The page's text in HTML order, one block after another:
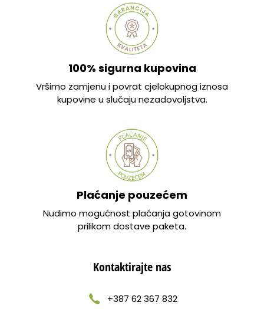
100% sigurna kupovina
Vršimo zamjenu i povrat cjelokupnog iznosa
kupovine u slučaju nezadovoljstva.
Plaćanje pouzećem
Nudimo mogućnost plaćanja gotovinom
prilikom dostave paketa.
Kontaktirajte nas
+387 62 367 832